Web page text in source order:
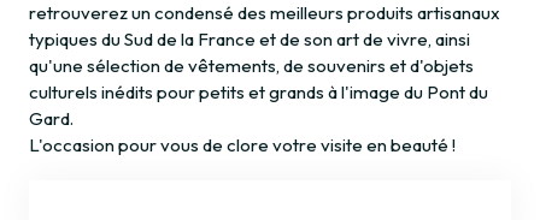
retrouverez un condensé des meilleurs produits artisanaux
typiques du Sud de la France et de son art de vivre, ainsi
qu'une sélection de vêtements, de souvenirs et d'objets
culturels inédits pour petits et grands à l'image du Pont du
Gard.
L'occasion pour vous de clore votre visite en beauté !